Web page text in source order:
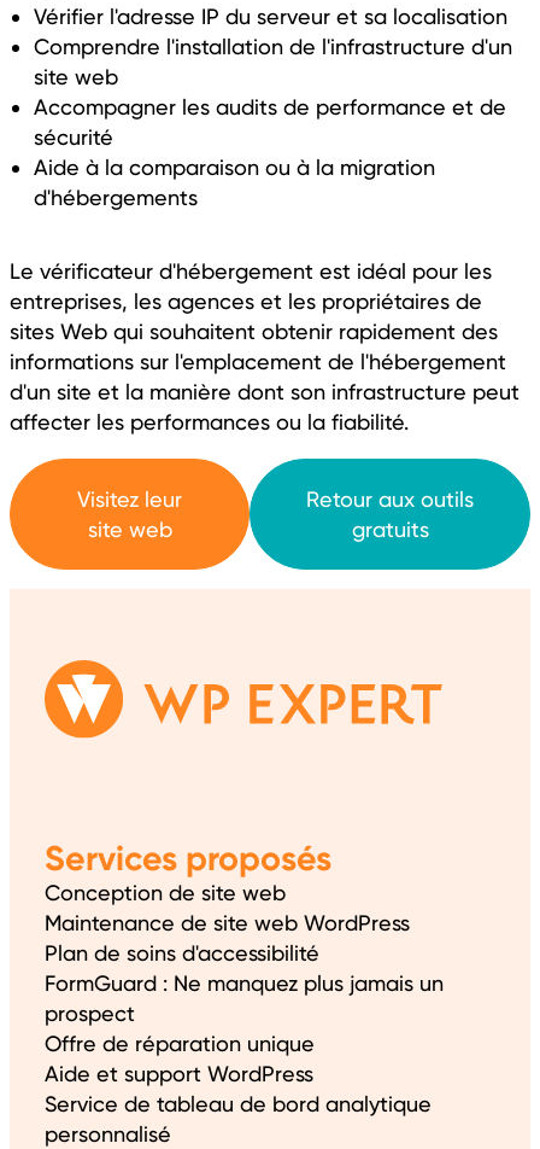
Vérifier l'adresse IP du serveur et sa localisation
Comprendre l'installation de l'infrastructure d'un
site web
Accompagner les audits de performance et de
sécurité
Aide à la comparaison ou à la migration
d'hébergements
Le vérificateur d'hébergement est idéal pour les
entreprises, les agences et les propriétaires de
sites Web qui souhaitent obtenir rapidement des
informations sur l'emplacement de l'hébergement
d'un site et la manière dont son infrastructure peut
affecter les performances ou la fiabilité.
Visitez leur
site web
Retour aux outils
gratuits
Services proposés
Conception de site web
Maintenance de site web WordPress
Plan de soins d'accessibilité
FormGuard : Ne manquez plus jamais un
prospect
Offre de réparation unique
Aide et support WordPress
Service de tableau de bord analytique
personnalisé